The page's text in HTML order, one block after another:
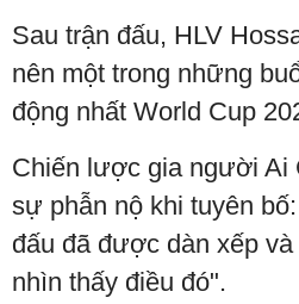
Sau trận đấu, HLV
nên một trong những
động nhất World Cup
Chiến lược gia người Ai
sự phẫn nộ khi tuyên
đấu đã được dàn xếp
nhìn thấy điều đó".